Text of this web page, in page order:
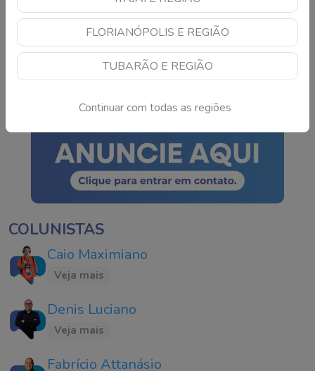
FLORIANÓPOLIS E REGIÃO
TUBARÃO E REGIÃO
Continuar com todas as regiões
Motociclista sofre grave
acidente após colisão
com carro em Jaguaruna
COLUNISTAS
Caio Maximiano
Veja mais
Denis Luciano
Veja mais
Fabrício Attanásio